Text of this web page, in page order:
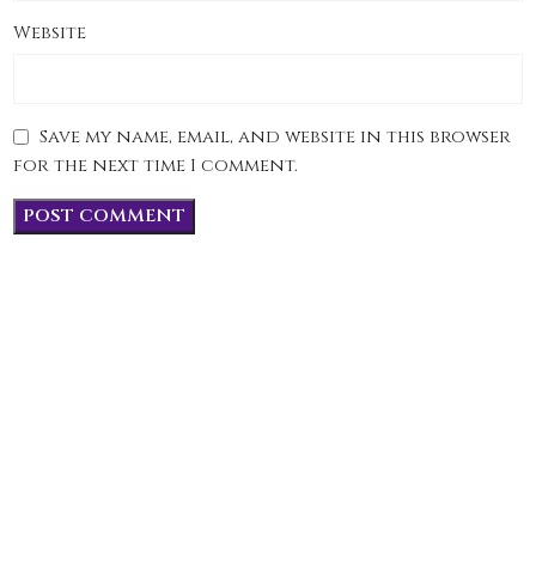
Website
Save my name, email, and website in this browser
for the next time I comment.